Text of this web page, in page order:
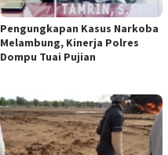
Pengungkapan Kasus Narkoba
Melambung, Kinerja Polres
Dompu Tuai Pujian